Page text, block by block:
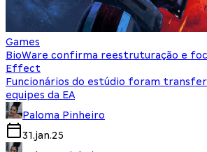
Games
BioWare confirma reestruturação e
Effect
Funcionários do estúdio foram
equipes da EA
Paloma Pinheiro
31.jan.25